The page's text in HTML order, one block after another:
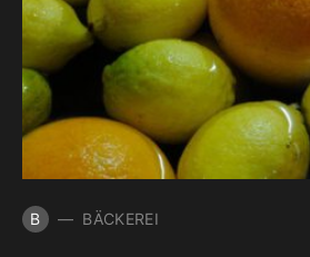
B BÄCKEREI